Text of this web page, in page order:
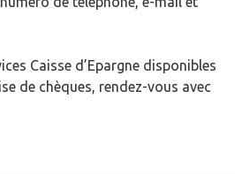
Caisse d’Epargne disponibles
de chèques, rendez-vous avec